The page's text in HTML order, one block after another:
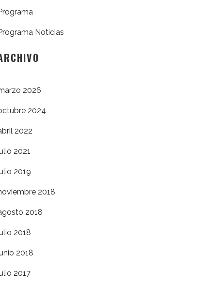
Noticias
2026
2024
2022
2021
2019
2018
2018
2018
2018
2017